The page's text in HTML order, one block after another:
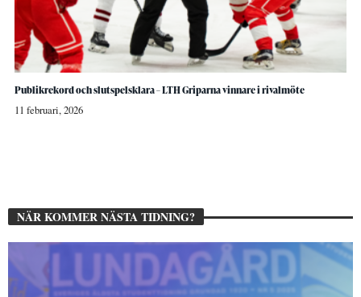
Publikrekord och slutspelsklara – LTH Griparna vinnare i rivalmöte
11 februari, 2026
NÄR KOMMER NÄSTA TIDNING?